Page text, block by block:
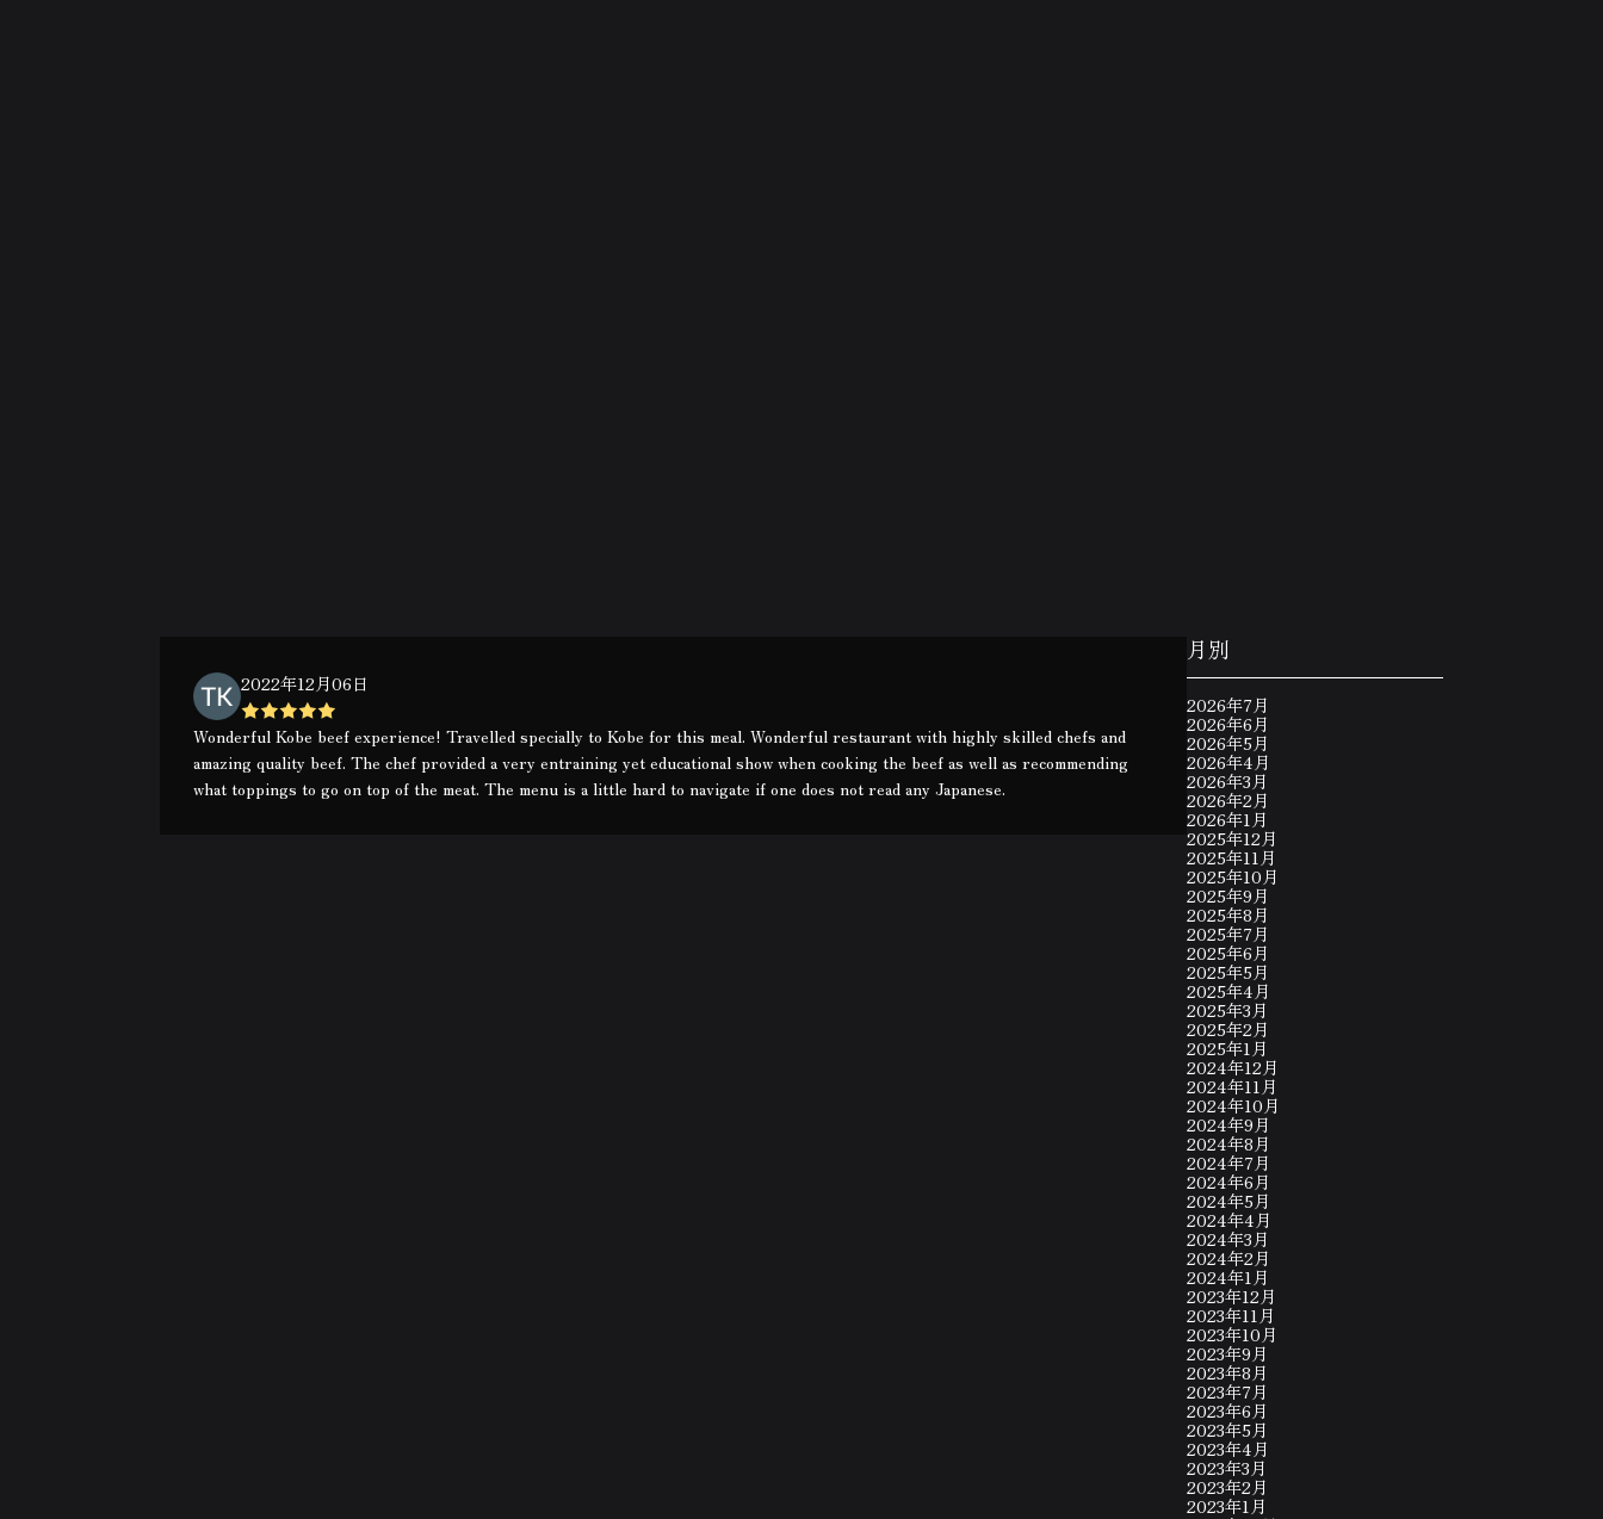
2022年12月06日
Wonderful Kobe beef experience! Travelled specially to Kobe for this meal. Wonderful restaurant with highly skilled chefs and
amazing quality beef. The chef provided a very entraining yet educational show when cooking the beef as well as recommending
what toppings to go on top of the meat. The menu is a little hard to navigate if one does not read any Japanese.
月別
2026年7月
2026年6月
2026年5月
2026年4月
2026年3月
2026年2月
2026年1月
2025年12月
2025年11月
2025年10月
2025年9月
2025年8月
2025年7月
2025年6月
2025年5月
2025年4月
2025年3月
2025年2月
2025年1月
2024年12月
2024年11月
2024年10月
2024年9月
2024年8月
2024年7月
2024年6月
2024年5月
2024年4月
2024年3月
2024年2月
2024年1月
2023年12月
2023年11月
2023年10月
2023年9月
2023年8月
2023年7月
2023年6月
2023年5月
2023年4月
2023年3月
2023年2月
2023年1月